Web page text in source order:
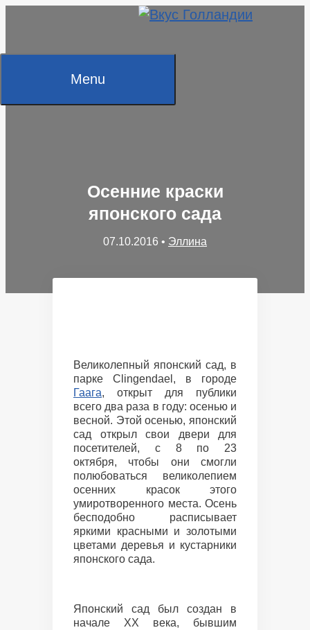
Menu
Осенние краски
японского сада
07.10.2016 • Эллина
Великолепный японский сад, в
парке Clingendael, в городе
Гаага, открыт для публики
всего два раза в году: осенью и
весной. Этой осенью, японский
сад открыл свои двери для
посетителей, с 8 по 23
октября, чтобы они смогли
полюбоваться великолепием
осенних красок этого
умиротворенного места. Осень
бесподобно расписывает
яркими красными и золотыми
цветами деревья и кустарники
японского сада.
Японский сад был создан в
начале XX века, бывшим